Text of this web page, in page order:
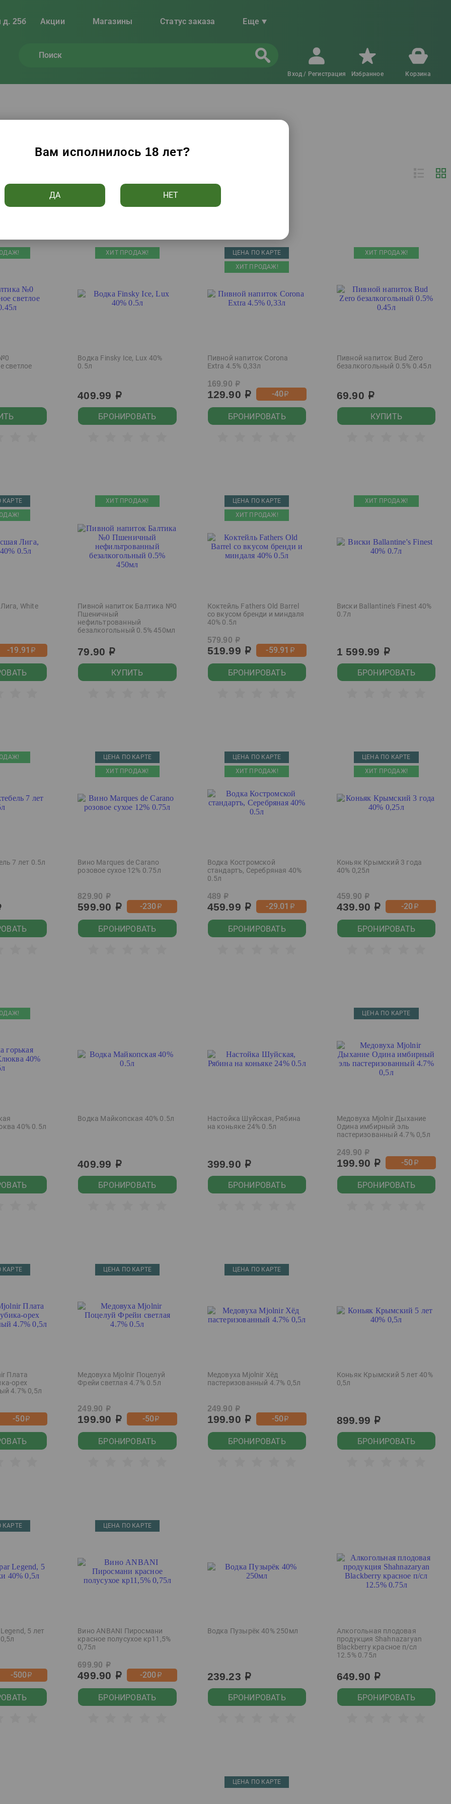
д. 25б Акции Магазины Статус заказа Еще
Вход / Регистрация Избранное Корзина
Вам исполнилось 18 лет?
ДА НЕТ
вино, пиво товара)
светлое
ХИТ ПРОДАЖ!
Водка Finsky Ice, Lux 40%
0.5л
409.99 р
БРОНИРОВАТЬ
ЦЕНА ПО КАРТЕ
ХИТ ПРОДАЖ!
Пивной напиток Corona
Extra 4.5% 0,33л
169.90 р
129.90 р -40р
БРОНИРОВАТЬ
ХИТ ПРОДАЖ!
Пивной напиток Bud Zero
безалкогольный 0.5% 0.45л
69.90 р
КУПИТЬ
КАРТЕ
White
-19.91 р
ХИТ ПРОДАЖ!
Пивной напиток Балтика №0
Пшеничный
нефильтрованный
безалкогольный 0.5% 450мл
79.90 р
КУПИТЬ
ЦЕНА ПО КАРТЕ
ХИТ ПРОДАЖ!
Коктейль Fathers Old Barrel
со вкусом бренди и миндаля
40% 0.5л
579.90 р
519.99 р -59.91 р
БРОНИРОВАТЬ
ХИТ ПРОДАЖ!
Виски Ballantine's Finest 40%
0.7л
1 599.99 р
БРОНИРОВАТЬ
7 лет 0.5л
ЦЕНА ПО КАРТЕ
ХИТ ПРОДАЖ!
Вино Marques de Carano
розовое сухое 12% 0.75л
829.90 р
599.90 р -230р
БРОНИРОВАТЬ
ЦЕНА ПО КАРТЕ
ХИТ ПРОДАЖ!
Водка Костромской
стандартъ, Серебряная 40%
0.5л
489 р
459.99 р -29.01 р
БРОНИРОВАТЬ
ЦЕНА ПО КАРТЕ
ХИТ ПРОДАЖ!
Коньяк Крымский 3 года
40% 0,25л
459.90 р
439.90 р -20р
БРОНИРОВАТЬ
40% 0.5л
Водка Майкопская 40% 0.5л
409.99 р
БРОНИРОВАТЬ
Настойка Шуйская, Рябина
на коньяке 24% 0.5л
399.90 р
БРОНИРОВАТЬ
ЦЕНА ПО КАРТЕ
Медовуха Mjolnir Дыхание
Одина имбирный эль
пастеризованный 4.7% 0,5л
249.90 р
199.90 р -50р
БРОНИРОВАТЬ
КАРТЕ
Плата
орех
4.7% 0,5л
-50р
ЦЕНА ПО КАРТЕ
Медовуха Mjolnir Поцелуй
Фрейи светлая 4.7% 0.5л
249.90 р
199.90 р -50р
БРОНИРОВАТЬ
ЦЕНА ПО КАРТЕ
Медовуха Mjolnir Хёд
пастеризованный 4.7% 0,5л
249.90 р
199.90 р -50р
БРОНИРОВАТЬ
Коньяк Крымский 5 лет 40%
0,5л
899.99 р
БРОНИРОВАТЬ
КАРТЕ
5 лет
-500р
ЦЕНА ПО КАРТЕ
Вино ANBANI Пиросмани
красное полусухое кр11,5%
0,75л
699.90 р
499.90 р -200р
БРОНИРОВАТЬ
Водка Пузырёк 40% 250мл
239.23 р
БРОНИРОВАТЬ
Алкогольная плодовая
продукция Shahnazaryan
Blackberry красное п/сл
12.5% 0.75л
649.90 р
БРОНИРОВАТЬ
ЦЕНА ПО КАРТЕ